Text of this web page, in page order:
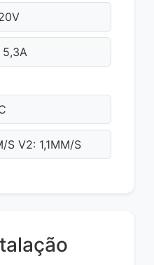
5,3A
S V2: 1,1MM/S